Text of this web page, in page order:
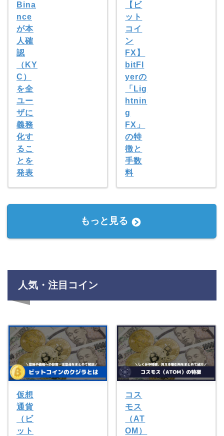
Bina
nce
が本
人確
認
（KY
C）
を全
ユー
ザに
義務
化す
るこ
とを
発表
【ビ
ット
コイ
ン
FX】
bitFl
yerの
「Lig
htnin
g
FX」
の特
徴と
手数
料
もっと見る
人気・注目コイン
仮想
通貨
（ビ
ット
コス
モス
（AT
OM）